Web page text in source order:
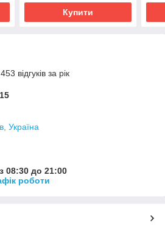
Купити
відгуків за рік
Україна
08:30 до 21:00
роботи